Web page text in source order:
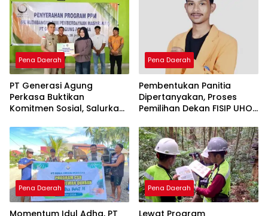
Pena Daerah
PT Generasi Agung
Perkasa Buktikan
Komitmen Sosial, Salurkan
Masyarakat Lingkar
Tambang
Pena Daerah
Pembentukan Panitia
Dipertanyakan, Proses
Pemilihan Dekan FISIP UHO
Pena Daerah
Momentum Idul Adha, PT
Pena Daerah
Lewat Program